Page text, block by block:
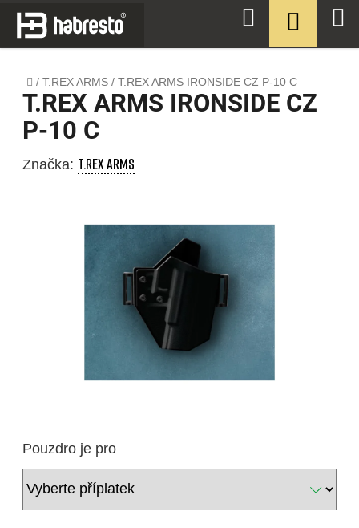
Přejít
obsah
Domů
/ T.REX ARMS / T.REX ARMS IRONSIDE CZ P-10 C
Pouzdro je pro
T.REX ARMS IRONSIDE CZ
P-10 C
Značka: T.REX ARMS